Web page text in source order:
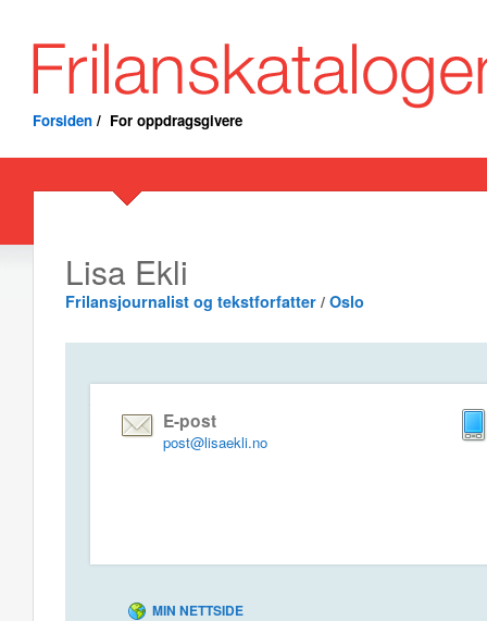
Forsiden / For oppdragsgivere
Lisa Ekli
Frilansjournalist og tekstforfatter / Oslo
E-post
post@lisaekli.no
MIN NETTSIDE